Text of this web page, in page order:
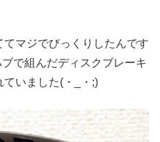
マジでびっくりしたんです
で組んだディスクブレーキ
ていました(・_・;)